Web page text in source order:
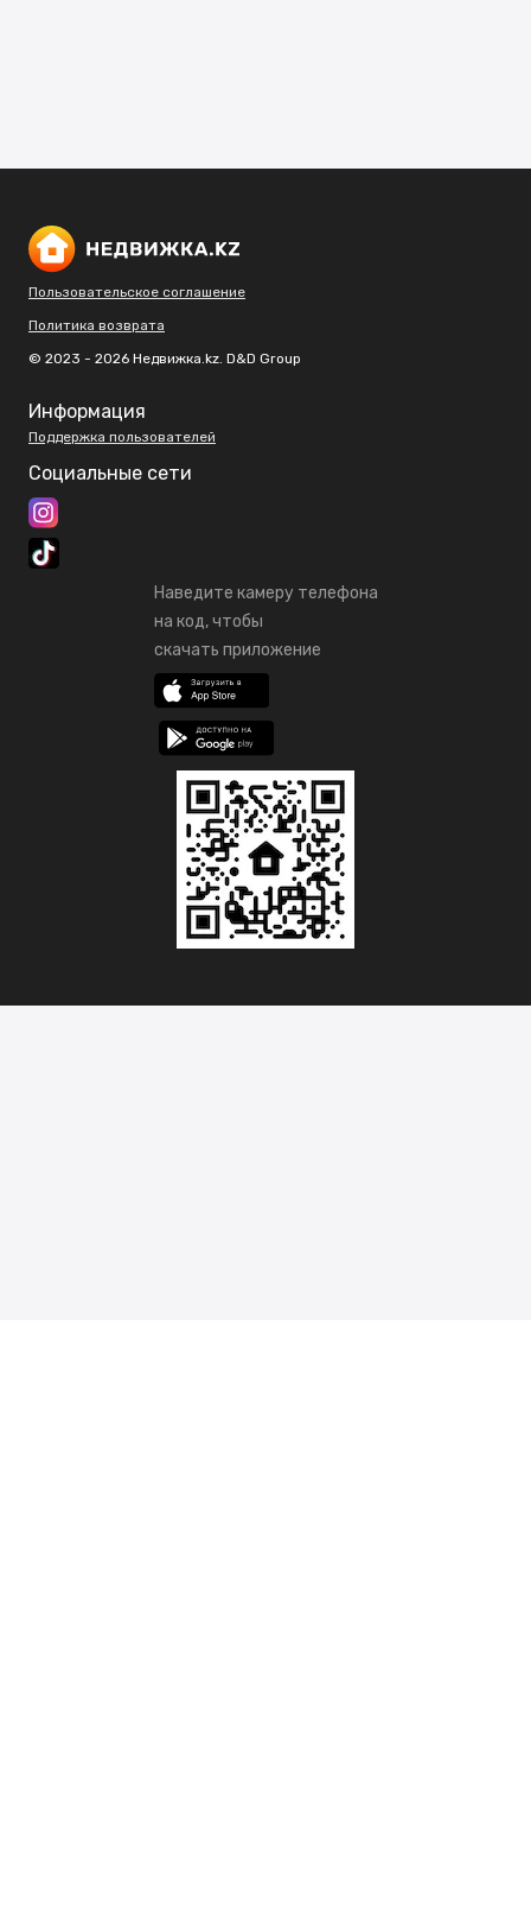
Пользовательское соглашение
Политика возврата
© 2023 - 2026 Недвижка.kz. D&D Group
Информация
Поддержка пользователей
Социальные сети
Наведите камеру телефона
на код, чтобы
скачать приложение